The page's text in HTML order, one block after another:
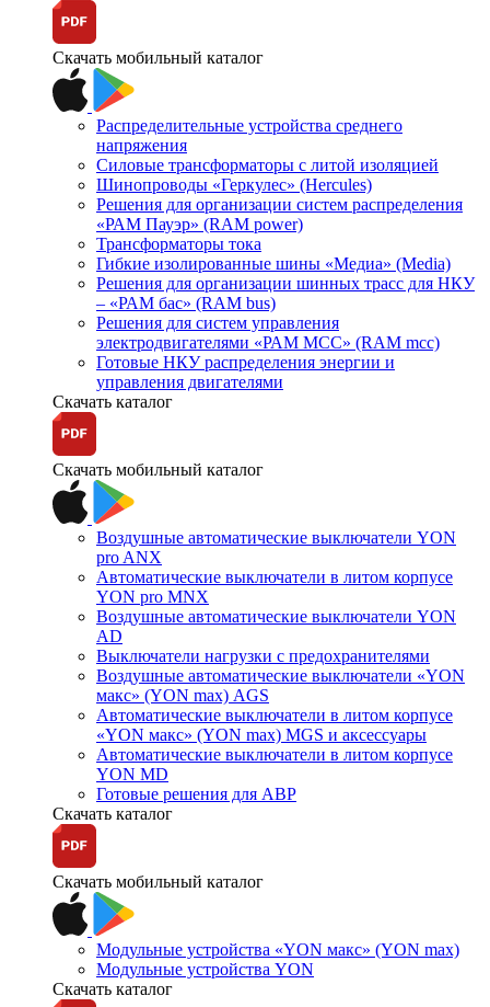
Скачать мобильный каталог
Распределительные устройства среднего
напряжения
Силовые трансформаторы с литой изоляцией
Шинопроводы «Геркулес» (Hercules)
Решения для организации систем распределения
«РАМ Пауэр» (RAM power)
Трансформаторы тока
Гибкие изолированные шины «Медиа» (Media)
Решения для организации шинных трасс для НКУ
– «РАМ бас» (RAM bus)
Решения для систем управления
электродвигателями «РАМ МСС» (RAM mcc)
Готовые НКУ распределения энергии и
управления двигателями
Скачать каталог
Скачать мобильный каталог
Воздушные автоматические выключатели YON
pro ANX
Автоматические выключатели в литом корпусе
YON pro MNX
Воздушные автоматические выключатели YON
AD
Выключатели нагрузки с предохранителями
Воздушные автоматические выключатели «YON
макс» (YON max) AGS
Автоматические выключатели в литом корпусе
«YON макс» (YON max) MGS и аксессуары
Автоматические выключатели в литом корпусе
YON MD
Готовые решения для АВР
Скачать каталог
Скачать мобильный каталог
Модульные устройства «YON макс» (YON max)
Модульные устройства YON
Скачать каталог